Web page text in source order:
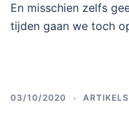
En misschien zelfs
tijden gaan we toch
03/10/2020 ARTIKELS